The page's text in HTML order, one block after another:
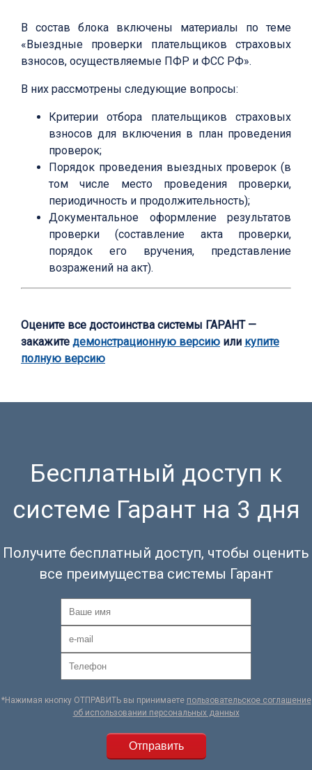
В состав блока включены материалы по теме
«Выездные проверки плательщиков страховых
взносов, осуществляемые ПФР и ФСС РФ».
В них рассмотрены следующие вопросы:
Критерии отбора плательщиков страховых
взносов для включения в план проведения
проверок;
Порядок проведения выездных проверок (в
том числе место проведения проверки,
периодичность и продолжительность);
Документальное оформление результатов
проверки (составление акта проверки,
порядок его вручения, представление
возражений на акт).
Оцените все достоинства системы ГАРАНТ —
закажите демонстрационную версию или купите
полную версию
Бесплатный доступ к
системе Гарант на 3 дня
Получите бесплатный доступ, чтобы оценить
все преимущества системы Гарант
*Нажимая кнопку ОТПРАВИТЬ вы принимаете пользовательское соглашение
об использовании персональных данных